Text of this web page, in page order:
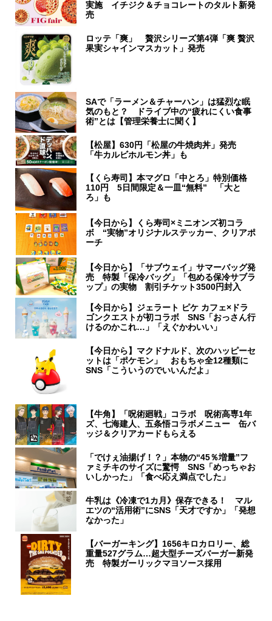
実施 イチジク＆チョコレートのタルト新発
売
ロッテ「爽」 贅沢シリーズ第4弾「爽 贅沢
果実シャインマスカット」発売
SAで「ラーメン＆チャーハン」は猛烈な眠
気のもと？ ドライブ中の“疲れにくい食事
術”とは【管理栄養士に聞く】
【松屋】630円「松屋の牛焼肉丼」発売
「牛カルビホルモン丼」も
【くら寿司】本マグロ「中とろ」特別価格
110円 5日間限定＆一皿“無料” 「大と
ろ」も
【今日から】くら寿司×ミニオンズ初コラ
ボ “実物”オリジナルステッカー、クリアポ
ーチ
【今日から】「サブウェイ」サマーバッグ発
売 特製「保冷バッグ」「包める保冷サブラ
ップ」の実物 割引チケット3500円封入
【今日から】ジェラート ピケ カフェ×ドラ
ゴンクエストが初コラボ SNS「おっさん行
けるのかこれ…」「えぐかわいい」
【今日から】マクドナルド、次のハッピーセ
ットは「ポケモン」 おもちゃ全12種類に
SNS「こういうのでいいんだよ」
【牛角】「呪術廻戦」コラボ 呪術高専1年
ズ、七海建人、五条悟コラボメニュー 缶バ
ッジ＆クリアカードもらえる
「でけぇ油揚げ！？」本物の“45％増量”フ
ァミチキのサイズに驚愕 SNS「めっちゃお
いしかった」「食べ応え満点でした」
牛乳は《冷凍で1カ月》保存できる！ マル
エツの“活用術”にSNS「天才ですか」「発想
なかった」
【バーガーキング】1656キロカロリー、総
重量527グラム…超大型チーズバーガー新発
売 特製ガーリックマヨソース採用